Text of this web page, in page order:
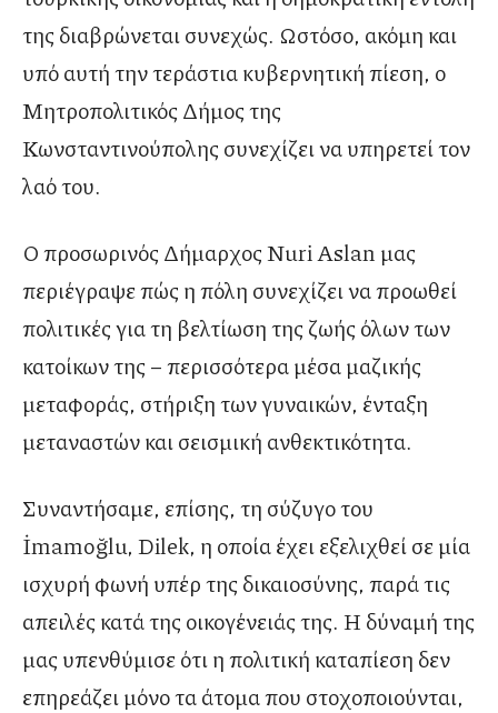
της διαβρώνεται συνεχώς. Ωστόσο, ακόμη και
υπό αυτή την τεράστια κυβερνητική πίεση, ο
Μητροπολιτικός Δήμος της
Κωνσταντινούπολης συνεχίζει να υπηρετεί τον
λαό του.
Ο προσωρινός Δήμαρχος Nuri Aslan μας
περιέγραψε πώς η πόλη συνεχίζει να προωθεί
πολιτικές για τη βελτίωση της ζωής όλων των
κατοίκων της – περισσότερα μέσα μαζικής
μεταφοράς, στήριξη των γυναικών, ένταξη
μεταναστών και σεισμική ανθεκτικότητα.
Συναντήσαμε, επίσης, τη σύζυγο του
İmamoğlu, Dilek, η οποία έχει εξελιχθεί σε μία
ισχυρή φωνή υπέρ της δικαιοσύνης, παρά τις
απειλές κατά της οικογένειάς της. Η δύναμή της
μας υπενθύμισε ότι η πολιτική καταπίεση δεν
επηρεάζει μόνο τα άτομα που στοχοποιούνται,